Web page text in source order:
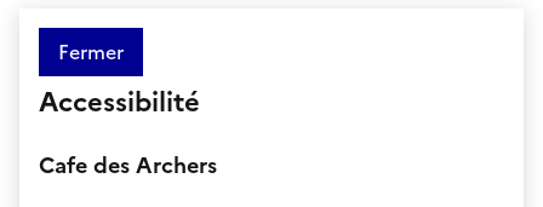
Fermer
Accessibilité
Cafe des Archers